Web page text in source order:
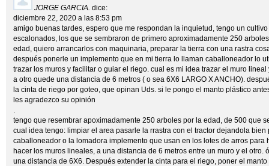
JORGE GARCIA. dice:
diciembre 22, 2020 a las 8:53 pm
amigo buenas tardes, espero que me respondan la inquietud, tengo un
escalonados, los que se sembraron de primero aproximadamente 250
edad, quiero arrancarlos con maquinaria, preparar la tierra con una rastra
después ponerle un implemento que en mi tierra lo llaman caballoneador lo
trazar los muros y facilitar o guiar el riego. cual es mi idea trazar el muro
a otro quede una distancia de 6 metros ( o sea 6X6 LARGO X ANCHO).
la cinta de riego por goteo, que opinan Uds. si le pongo el manto plástico
les agradezco su opinión
.
tengo que resembrar apoximadamente 250 arboles por la edad, de 500 que
cual idea tengo: limpiar el area pasarle la rrastra con el tractor dejandola
caballoneador o la lomadora implemento que usan en los lotes de arros para
hacer los muros lineales, a una distancia de 6 metros entre un muro y el otro.
una distancia de 6X6. Después extender la cinta para el riego, poner el